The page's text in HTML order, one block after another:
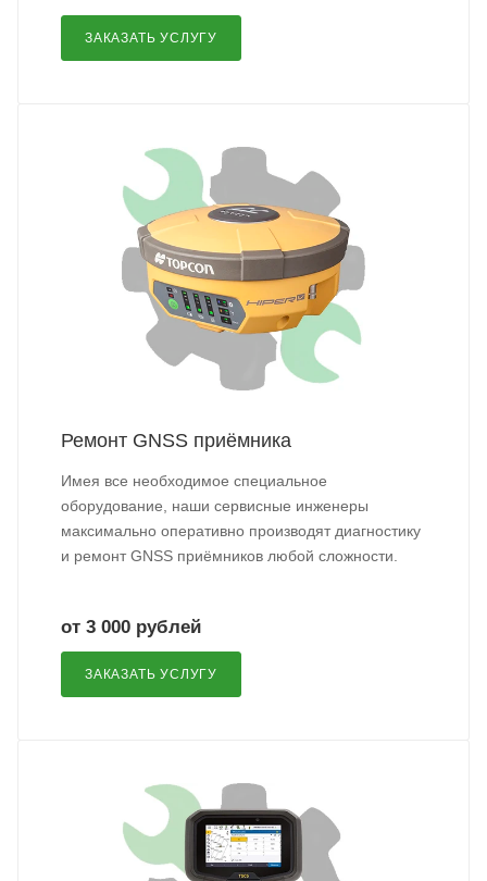
ЗАКАЗАТЬ УСЛУГУ
Ремонт GNSS приёмника
Имея все необходимое специальное
оборудование, наши сервисные инженеры
максимально оперативно производят диагностику
и ремонт GNSS приёмников любой сложности.
от 3 000 рублей
ЗАКАЗАТЬ УСЛУГУ